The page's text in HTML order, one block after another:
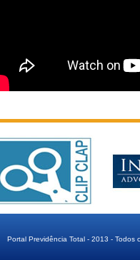
Portal Previdência Total - 2013 - Todos